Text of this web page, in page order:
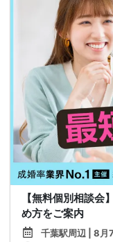
【無料個別相談会
め方をご案内
千葉駅周辺 | 8